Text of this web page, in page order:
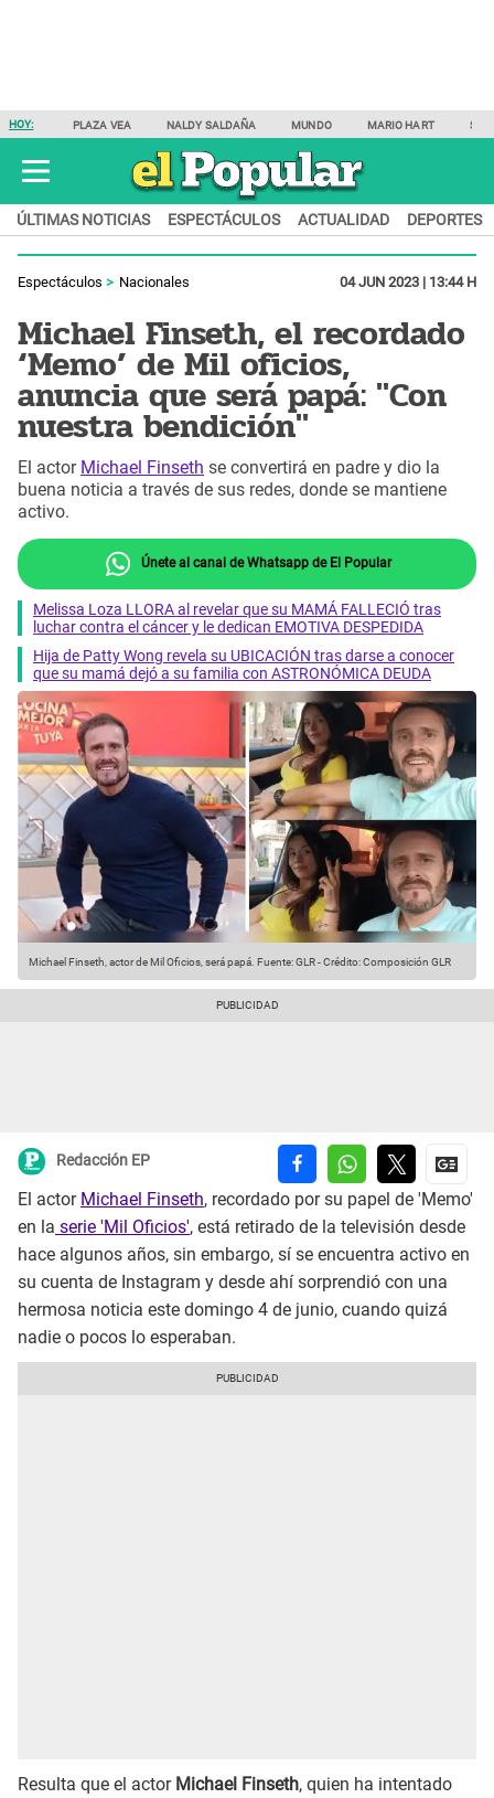
HOY: PLAZA VEA NALDY SALDAÑA MUNDO MARIO HART
ÚLTIMAS NOTICIAS ESPECTÁCULOS ACTUALIDAD DEPORTES
Espectáculos Nacionales 04 JUN 2023 | 13:44 H
Michael Finseth, el recordado
‘Memo’ de Mil oficios,
anuncia que será papá: "Con
nuestra bendición"
El actor Michael Finseth se convertirá en padre y dio la
buena noticia a través de sus redes, donde se mantiene
activo.
Únete al canal de Whatsapp de El Popular
Melissa Loza LLORA al revelar que su MAMÁ FALLECIÓ tras
luchar contra el cáncer y le dedican EMOTIVA DESPEDIDA
Hija de Patty Wong revela su UBICACIÓN tras darse a conocer
que su mamá dejó a su familia con ASTRONÓMICA DEUDA
Michael Finseth, actor de Mil Oficios, será papá. Fuente: GLR-Crédito: Composición GLR
Redacción EP
El actor Michael Finseth, recordado por su papel de 'Memo'
en la serie 'Mil Oficios', está retirado de la televisión desde
hace algunos años, sin embargo, sí se encuentra activo en
su cuenta de Instagram y desde ahí sorprendió con una
hermosa noticia este domingo 4 de junio, cuando quizá
nadie o pocos lo esperaban.
Resulta que el actor Michael Finseth, quien ha intentado